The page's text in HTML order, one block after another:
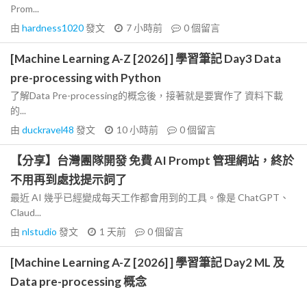
Prom...
由 hardness1020發文 7 小時前 0個留言
[Machine Learning A-Z [2026] ] 學習筆記 Day3 Data
pre-processing with Python
了解Data Pre-processing的概念後，接著就是要實作了 資料下載
的...
由 duckravel48 發文 10 小時前 0個留言
【分享】台灣團隊開發 免費 AI Prompt 管理網站，終於
不用再到處找提示詞了
最近 AI 幾乎已經變成每天工作都會用到的工具。像是 ChatGPT、
Claud...
由 nlstudio 發文 1 天前 0個留言
[Machine Learning A-Z [2026] ] 學習筆記 Day2 ML 及
Data pre-processing 概念